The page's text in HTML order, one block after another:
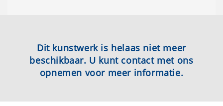
Dit kunstwerk is helaas niet meer
beschikbaar. U kunt contact met ons
opnemen voor meer informatie.